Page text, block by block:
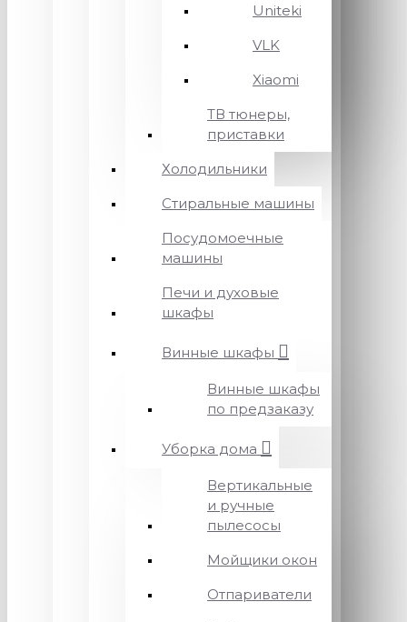
Uniteki
VLK
Xiaomi
ТВ тюнеры,
приставки
Холодильники
Стиральные машины
Посудомоечные
машины
Печи и духовые
шкафы
Винные шкафы
Винные шкафы
по предзаказу
Уборка дома
Вертикальные
и ручные
пылесосы
Мойщики окон
Отпариватели